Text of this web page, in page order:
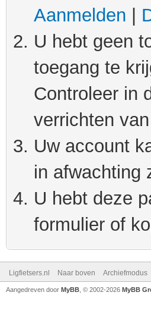
Aanmelden
U hebt geen
toegang te
Controleer in
verrichten
Uw account
in afwachting
U hebt deze
formulier of
Ligfietsers.nl Naar boven Archiefmodus
Aangedreven door MyBB , © 2002-2026 MyBB